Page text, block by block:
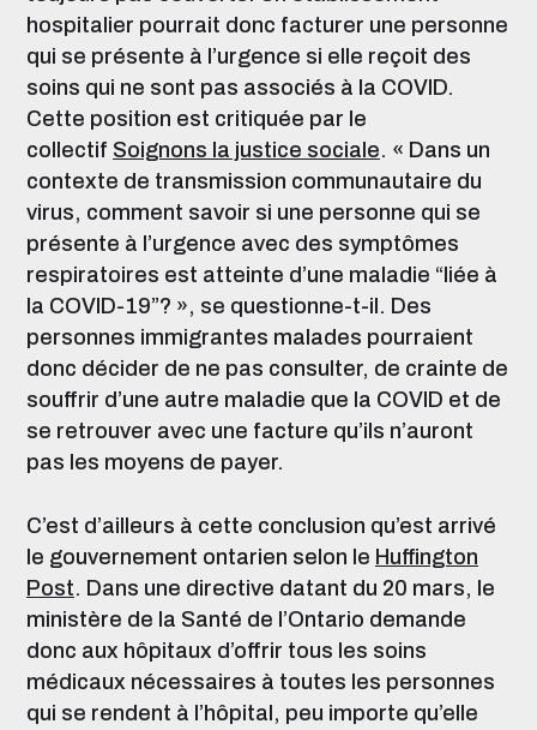
hospitalier pourrait donc facturer une personne
qui se présente à l’urgence si elle reçoit des
soins qui ne sont pas associés à la COVID.
Cette position est critiquée par le
collectif Soignons la justice sociale. « Dans un
contexte de transmission communautaire du
virus, comment savoir si une personne qui se
présente à l’urgence avec des symptômes
respiratoires est atteinte d’une maladie “liée à
la COVID-19”? », se questionne-t-il. Des
personnes immigrantes malades pourraient
donc décider de ne pas consulter, de crainte de
souffrir d’une autre maladie que la COVID et de
se retrouver avec une facture qu’ils n’auront
pas les moyens de payer.
C’est d’ailleurs à cette conclusion qu’est arrivé
le gouvernement ontarien selon le Huffington
Post. Dans une directive datant du 20 mars, le
ministère de la Santé de l’Ontario demande
donc aux hôpitaux d’offrir tous les soins
médicaux nécessaires à toutes les personnes
qui se rendent à l’hôpital, peu importe qu’elle